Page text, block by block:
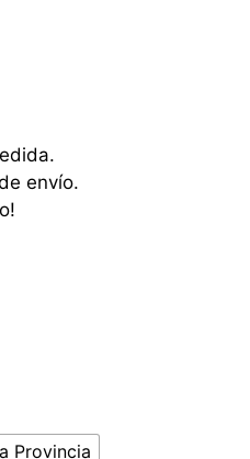
envío.
Provincia